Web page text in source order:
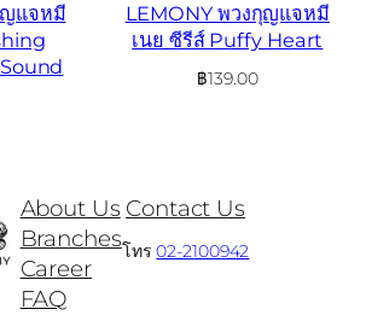
ญแจหมี
LEMONY พวงกุญแจหมี
เนย ซีรีส์ Puffy Heart
฿139.00
About Us
Branches
Career
FAQ
Contact Us
โทร02-2100942